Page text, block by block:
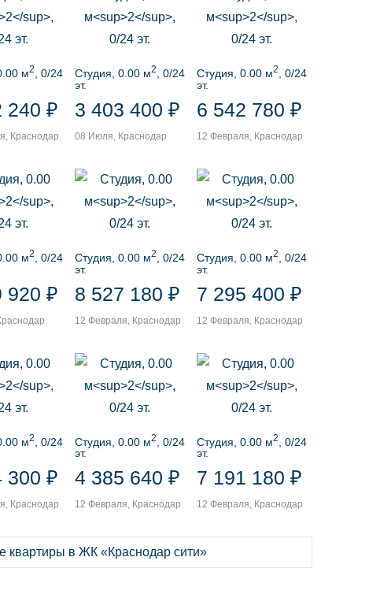
м2
, 0/24
240 ₽
Краснодар
Студия, 0.00 м2
, 0/24
эт.
3 403 400 ₽
08 Июля, Краснодар
Студия, 0.00 м2
, 0/24
эт.
6 542 780 ₽
12 Февраля, Краснодар
м2
, 0/24
920 ₽
Студия, 0.00 м2
, 0/24
эт.
8 527 180 ₽
12 Февраля, Краснодар
Студия, 0.00 м2
, 0/24
эт.
7 295 400 ₽
12 Февраля, Краснодар
м2
, 0/24
300 ₽
Краснодар
Студия, 0.00 м2
, 0/24
эт.
4 385 640 ₽
12 Февраля, Краснодар
Студия, 0.00 м2
, 0/24
эт.
7 191 180 ₽
12 Февраля, Краснодар
квартиры в ЖК «Краснодар сити»